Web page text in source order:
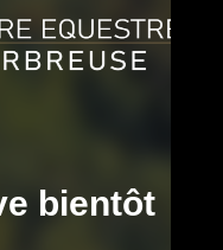
bientôt